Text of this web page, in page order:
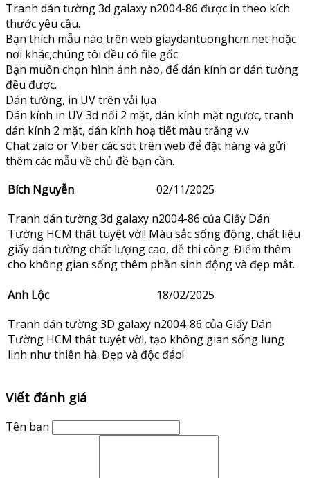
Tranh dán tường 3d galaxy n2004-86 được in theo kích
thước yêu cầu.
Bạn thích mẫu nào trên web giaydantuonghcm.net hoặc
nơi khác,chúng tôi đều có file gốc
Bạn muốn chọn hình ảnh nào, để dán kính or dán tường
đều được.
Dán tường, in UV trên vải lụa
Dán kính in UV 3d nổi 2 mặt, dán kính mặt ngược, tranh
dán kính 2 mặt, dán kính hoạ tiết màu trắng v.v
Chat zalo or Viber các sdt trên web để đặt hàng và gửi
thêm các mẫu về chủ đề bạn cần.
Bích Nguyễn
02/11/2025
Tranh dán tường 3d galaxy n2004-86 của Giấy Dán
Tường HCM thật tuyệt vời! Màu sắc sống động, chất liệu
giấy dán tường chất lượng cao, dễ thi công. Điểm thêm
cho không gian sống thêm phần sinh động và đẹp mắt.
Anh Lộc
18/02/2025
Tranh dán tường 3D galaxy n2004-86 của Giấy Dán
Tường HCM thật tuyệt vời, tạo không gian sống lung
linh như thiên hà. Đẹp và độc đáo!
Viết đánh giá
Tên bạn